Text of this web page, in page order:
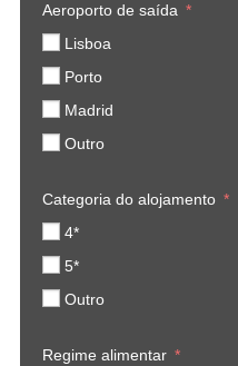
Aeroporto de saída
Lisboa
Porto
Madrid
Outro
Categoria do alojamento
4*
5*
Outro
Regime alimentar